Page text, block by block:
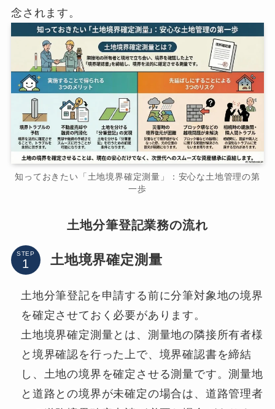
念されます。
知っておきたい「土地境界確定測量」：安心な土地管理の第
一歩
土地分筆登記業務の流れ
STEP 土地境界確定測量
土地分筆登記を申請する前に分筆対象地の境界
を確定させておく必要があります。
土地境界確定測量とは、測量地の隣接所有者様
と境界確認を行った上で、境界確認書を締結
し、土地の境界を確定させる測量です。測量地
と道路との境界が未確定の場合は、道路管理者